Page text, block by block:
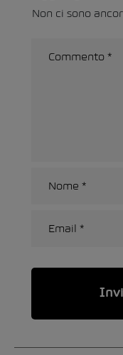
Non ci sono